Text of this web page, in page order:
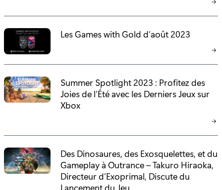
Les Games with Gold d’août 2023
Summer Spotlight 2023 : Profitez des
Joies de l’Été avec les Derniers Jeux sur
Xbox
Des Dinosaures, des Exosquelettes, et du
Gameplay à Outrance – Takuro Hiraoka,
Directeur d’Exoprimal, Discute du
Lancement du Jeu